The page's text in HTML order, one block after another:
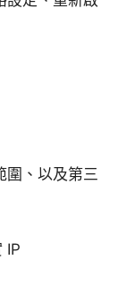
圍、以及第三
IP